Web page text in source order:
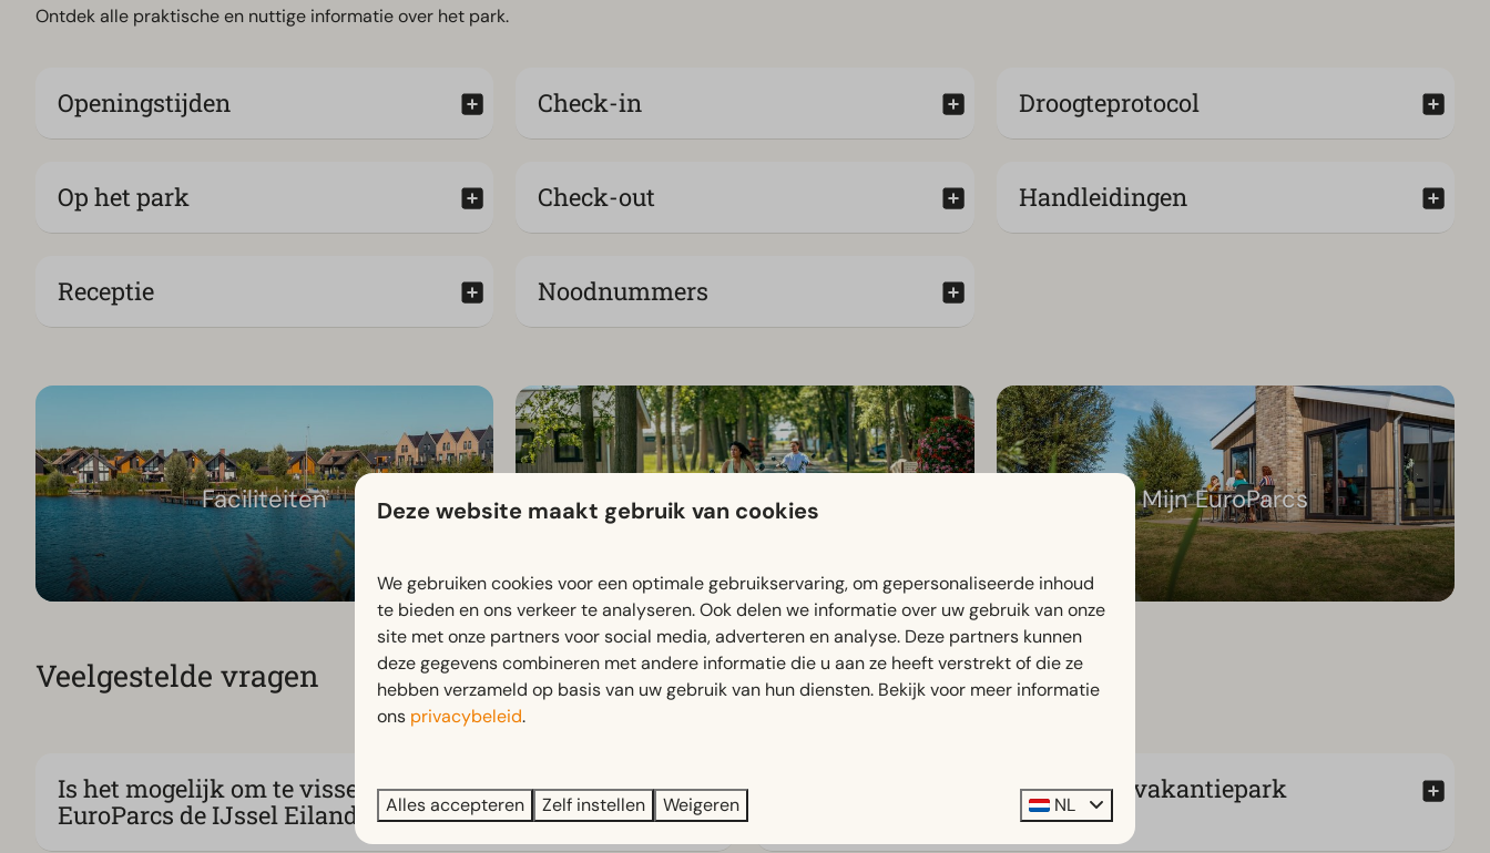
Ontdek alle praktische en nuttige informatie over het park.
Openingstijden
Op het park
Receptie
Check-in
Check-out
Noodnummers
Droogteprotocol
Handleidingen
Faciliteiten Omgeving Mijn EuroParcs
Veelgestelde vragen
Is het mogelijk om te vissen op vakantiepark
EuroParcs de IJssel Eilanden?
Welke vissen kun je vangen op vakantiepark
EuroParcs De IJssel Eilanden?
Deze website maakt gebruik van cookies
We gebruiken cookies voor een optimale gebruikservaring, om gepersonaliseerde inhoud
te bieden en ons verkeer te analyseren. Ook delen we informatie over uw gebruik van onze
site met onze partners voor social media, adverteren en analyse. Deze partners kunnen
deze gegevens combineren met andere informatie die u aan ze heeft verstrekt of die ze
hebben verzameld op basis van uw gebruik van hun diensten. Bekijk voor meer informatie
ons privacybeleid.
Alles accepteren Zelf instellen Weigeren NL